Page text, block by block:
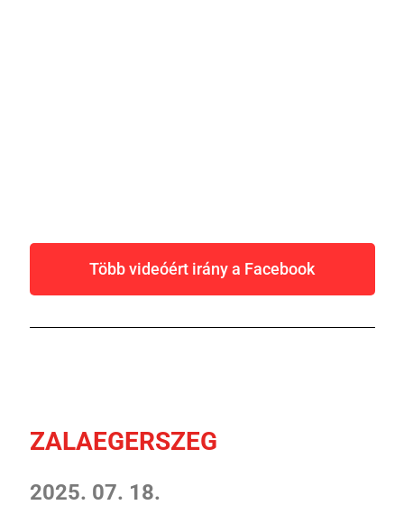
Több videóért irány a Facebook
ZALAEGERSZEG
2025. 07. 18.